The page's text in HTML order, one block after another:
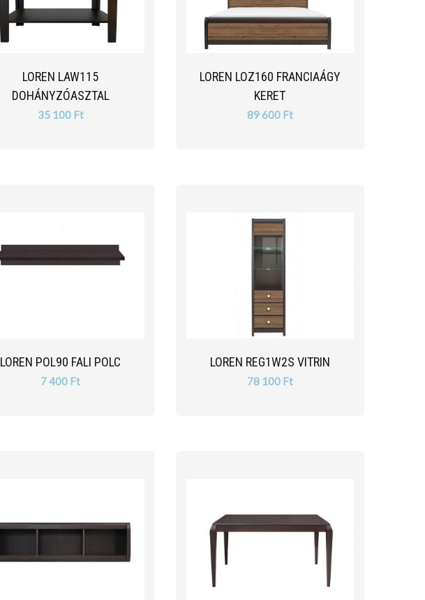
LOREN LAW115
DOHÁNYZÓASZTAL
35 100 Ft
LOREN LOZ160 FRANCIAÁGY
KERET
89 600 Ft
LOREN POL90 FALI POLC
7 400 Ft
LOREN REG1W2S VITRIN
78 100 Ft